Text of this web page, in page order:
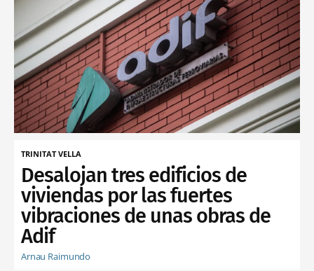
TRINITAT VELLA
Desalojan tres edificios de
viviendas por las fuertes
vibraciones de unas obras de
Adif
Arnau Raimundo